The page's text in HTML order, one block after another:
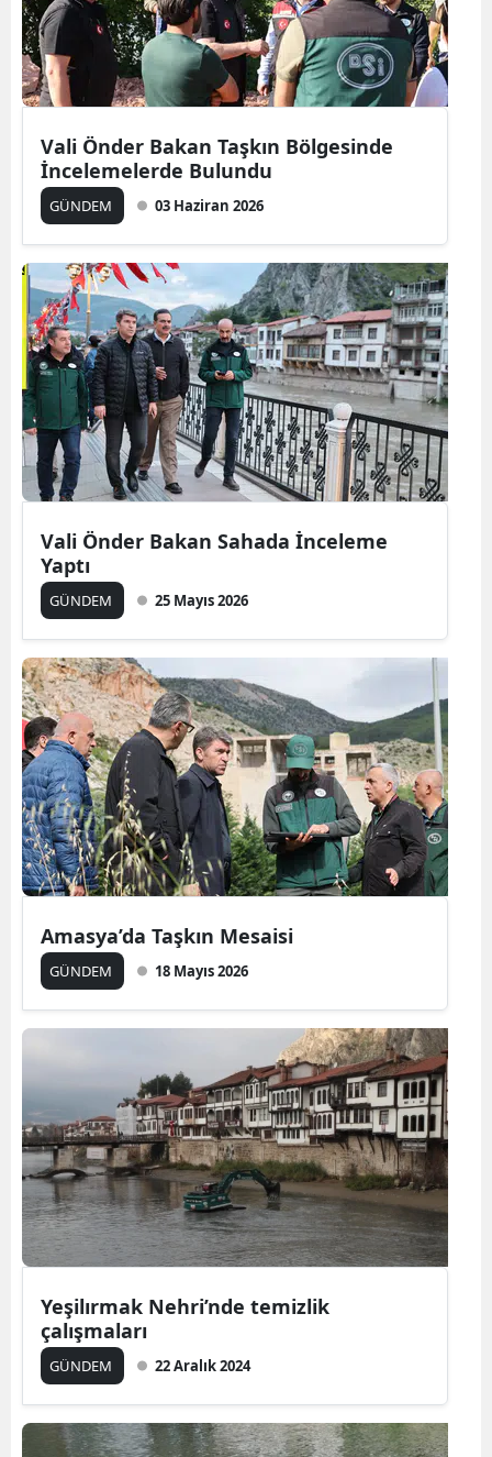
Vali Önder Bakan Taşkın Bölgesinde
İncelemelerde Bulundu
GÜNDEM 03 Haziran 2026
Vali Önder Bakan Sahada İnceleme
Yaptı
GÜNDEM 25 Mayıs 2026
Amasya’da Taşkın Mesaisi
GÜNDEM 18 Mayıs 2026
Yeşilırmak Nehri’nde temizlik
çalışmaları
GÜNDEM 22 Aralık 2024